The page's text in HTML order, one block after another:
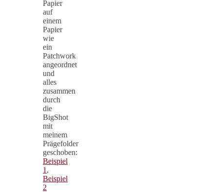
Papier
auf
einem
Papier
wie
ein
Patchwork
angeordnet
und
alles
zusammen
durch
die
BigShot
mit
meinem
Prägefolder
geschoben:
Beispiel
1 ,
Beispiel
2